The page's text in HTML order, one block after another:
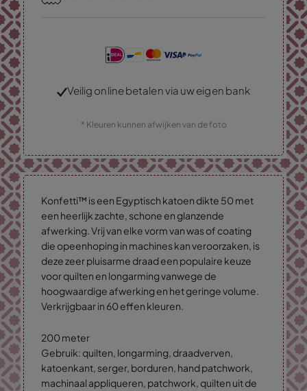
Veilig online betalen via uw eigen bank
* Kleuren kunnen afwijken van de foto
Konfetti™ is een Egyptisch katoen dikte 50 met
een heerlijk zachte, schone en glanzende
afwerking. Vrij van elke vorm van was of coating
die opeenhoping in machines kan veroorzaken, is
deze zeer pluisarme draad een populaire keuze
voor quilten en longarming vanwege de
hoogwaardige afwerking en het geringe volume.
Verkrijgbaar in 60 effen kleuren.
200 meter
Gebruik: quilten, longarming, draadverven,
katoenkant, serger, borduren, hand patchwork,
machinaal appliqueren, patchwork, quilten uit de